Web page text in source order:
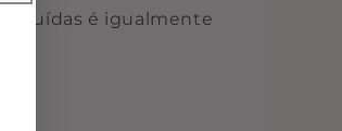
é igualmente